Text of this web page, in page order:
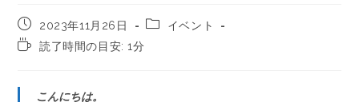
2023年11月26日
イベント
読了時間の目安: 1分
こんにちは。